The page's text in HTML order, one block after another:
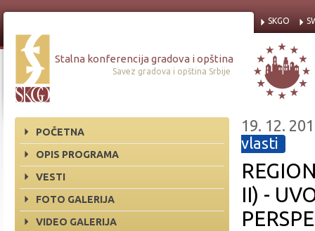
Stalna konferencija gradova i opština
Savez gradova i opština Srbije
SKGO
POČETNA
OPIS PROGRAMA
VESTI
FOTO GALERIJA
VIDEO GALERIJA
19. 12.
vlasti
II) -